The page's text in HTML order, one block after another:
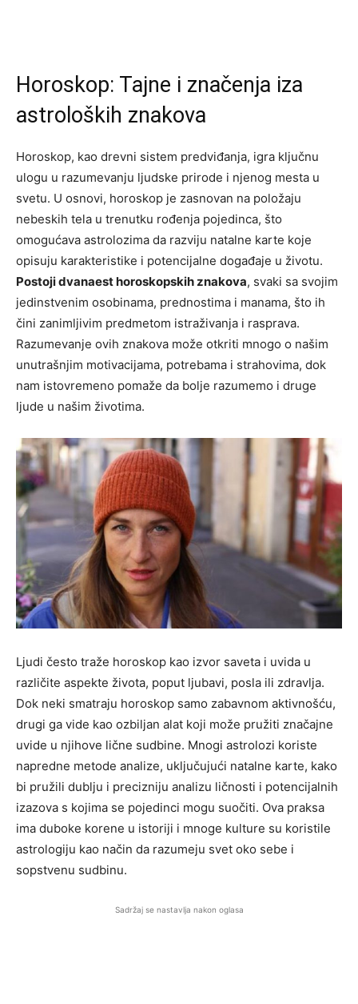
Horoskop: Tajne i značenja iza
astroloških znakova
Horoskop, kao drevni sistem predviđanja, igra ključnu
ulogu u razumevanju ljudske prirode i njenog mesta u
svetu. U osnovi, horoskop je zasnovan na položaju
nebeskih tela u trenutku rođenja pojedinca, što
omogućava astrolozima da razviju natalne karte koje
opisuju karakteristike i potencijalne događaje u životu.
Postoji dvanaest horoskopskih znakova, svaki sa svojim
jedinstvenim osobinama, prednostima i manama, što ih
čini zanimljivim predmetom istraživanja i rasprava.
Razumevanje ovih znakova može otkriti mnogo o našim
unutrašnjim motivacijama, potrebama i strahovima, dok
nam istovremeno pomaže da bolje razumemo i druge
ljude u našim životima.
Ljudi često traže horoskop kao izvor saveta i uvida u
različite aspekte života, poput ljubavi, posla ili zdravlja.
Dok neki smatraju horoskop samo zabavnom aktivnošću,
drugi ga vide kao ozbiljan alat koji može pružiti značajne
uvide u njihove lične sudbine. Mnogi astrolozi koriste
napredne metode analize, uključujući natalne karte, kako
bi pružili dublju i precizniju analizu ličnosti i potencijalnih
izazova s kojima se pojedinci mogu suočiti. Ova praksa
ima duboke korene u istoriji i mnoge kulture su koristile
astrologiju kao način da razumeju svet oko sebe i
sopstvenu sudbinu.
Sadržaj se nastavlja nakon oglasa